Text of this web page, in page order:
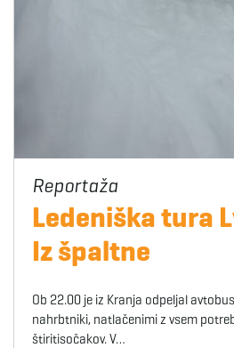
Ledeniška tura
Iz špaltne
Ob 22.00 je iz Kranja odpeljal
nahrbtniki, natlačenimi z vsem
štiritisočakov. V…